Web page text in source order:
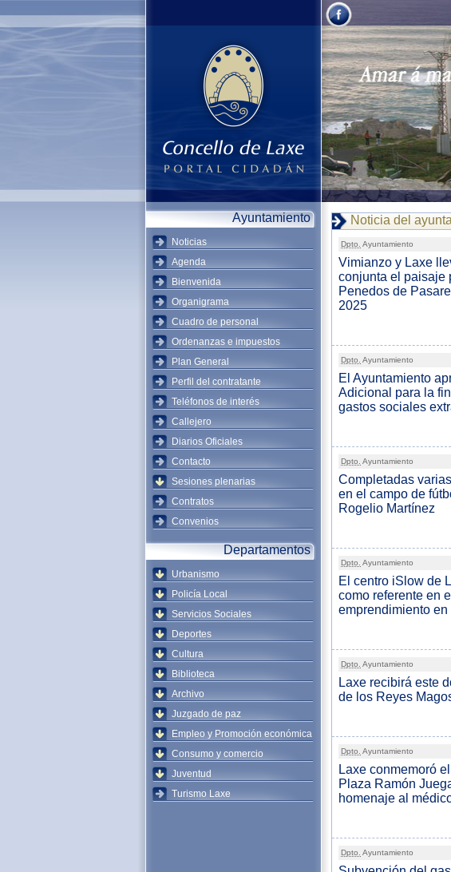
Ayuntamiento
Noticias
Agenda
Bienvenida
Organigrama
Cuadro de personal
Ordenanzas e impuestos
Plan General
Perfil del contratante
Teléfonos de interés
Callejero
Diarios Oficiales
Contacto
Sesiones plenarias
Contratos
Convenios
Departamentos
Urbanismo
Policía Local
Servicios Sociales
Deportes
Cultura
Biblioteca
Archivo
Juzgado de paz
Empleo y Promoción económica
Consumo y comercio
Juventud
Turismo Laxe
Noticia del
Dpto. Ayuntamiento
Vimianzo y Laxe
conjunta el paisaje
Penedos de
2025
Dpto. Ayuntamiento
El Ayuntamiento
Adicional para la
gastos sociales
Dpto. Ayuntamiento
Completadas
en el campo de
Rogelio Martínez
Dpto. Ayuntamiento
El centro iSlow de
como referente en
emprendimiento
Dpto. Ayuntamiento
Laxe recibirá este
de los Reyes
Dpto. Ayuntamiento
Laxe conmemoró
Plaza Ramón
homenaje al
Dpto. Ayuntamiento